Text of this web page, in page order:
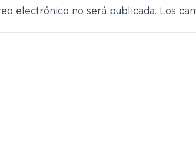
electrónico no será publicada. Los